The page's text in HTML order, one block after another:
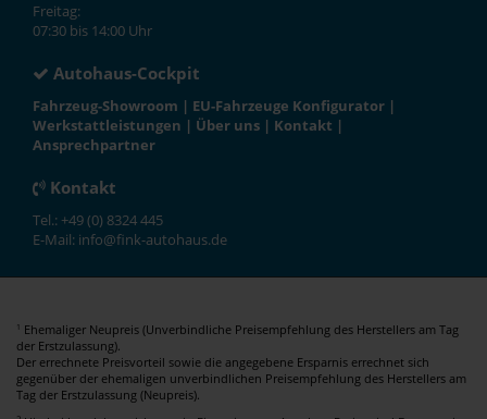
Freitag:
07:30 bis 14:00 Uhr
Autohaus-Cockpit
Fahrzeug-Showroom | EU-Fahrzeuge Konfigurator |
Werkstattleistungen | Über uns | Kontakt |
Ansprechpartner
Kontakt
Tel.: +49 (0) 8324 445
E-Mail: info@fink-autohaus.de
1 Ehemaliger Neupreis (Unverbindliche Preisempfehlung des Herstellers am Tag
der Erstzulassung).
Der errechnete Preisvorteil sowie die angegebene Ersparnis errechnet sich
gegenüber der ehemaligen unverbindlichen Preisempfehlung des Herstellers am
Tag der Erstzulassung (Neupreis).